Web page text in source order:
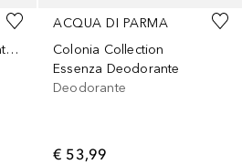
Deodorante Antitraspirante Superbly Efficient
ACQUA DI PARMA
Colonia Collection
Essenza Deodorante
Deodorante
€ 53,99